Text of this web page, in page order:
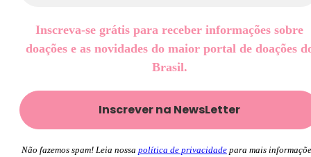
Inscreva-se grátis para receber informações sobre
doações e as novidades do maior portal de doações
Brasil.
Não fazemos spam! Leia nossa política de privacidade para mais